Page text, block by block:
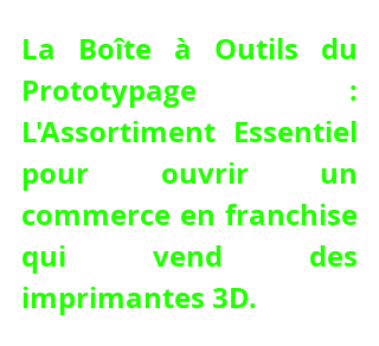
La Boîte à Outils du
Prototypage :
L'Assortiment Essentiel
pour ouvrir un
commerce en franchise
qui vend des
imprimantes 3D.